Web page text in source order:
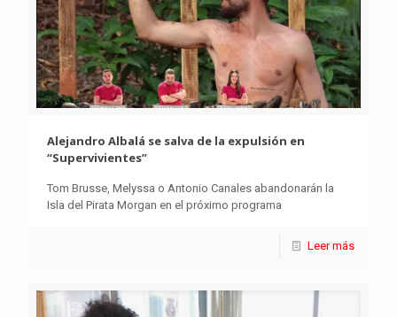
Alejandro Albalá se salva de la expulsión en
“Supervivientes”
Tom Brusse, Melyssa o Antonio Canales abandonarán la
Isla del Pirata Morgan en el próximo programa
Leer más